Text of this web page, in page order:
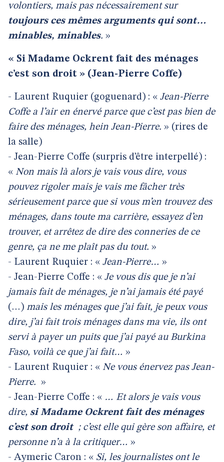
volontiers, mais pas nécessairement sur
toujours ces mêmes arguments qui sont…
minables, minables. »
« Si Madame Ockrent fait des ménages
c’est son droit » (Jean-Pierre Coffe)
- Laurent Ruquier (goguenard) : « Jean-Pierre
Coffe a l’air en énervé parce que c’est pas bien de
faire des ménages, hein Jean-Pierre. » (rires de
la salle)
- Jean-Pierre Coffe (surpris d’être interpellé) :
« Non mais là alors je vais vous dire, vous
pouvez rigoler mais je vais me fâcher très
sérieusement parce que si vous m’en trouvez des
ménages, dans toute ma carrière, essayez d’en
trouver, et arrêtez de dire des conneries de ce
genre, ça ne me plaît pas du tout. »
- Laurent Ruquier : « Jean-Pierre… »
- Jean-Pierre Coffe : « Je vous dis que je n’ai
jamais fait de ménages, je n’ai jamais été payé
(…) mais les ménages que j’ai fait, je peux vous
dire, j’ai fait trois ménages dans ma vie, ils ont
servi à payer un puits que j’ai payé au Burkina
Faso, voilà ce que j’ai fait… »
- Laurent Ruquier : « Ne vous énervez pas Jean-
Pierre. »
- Jean-Pierre Coffe : « … Et alors je vais vous
dire, si Madame Ockrent fait des ménages
c’est son droit ; c’est elle qui gère son affaire, et
personne n’a à la critiquer… »
- Aymeric Caron : « Si, les journalistes ont le